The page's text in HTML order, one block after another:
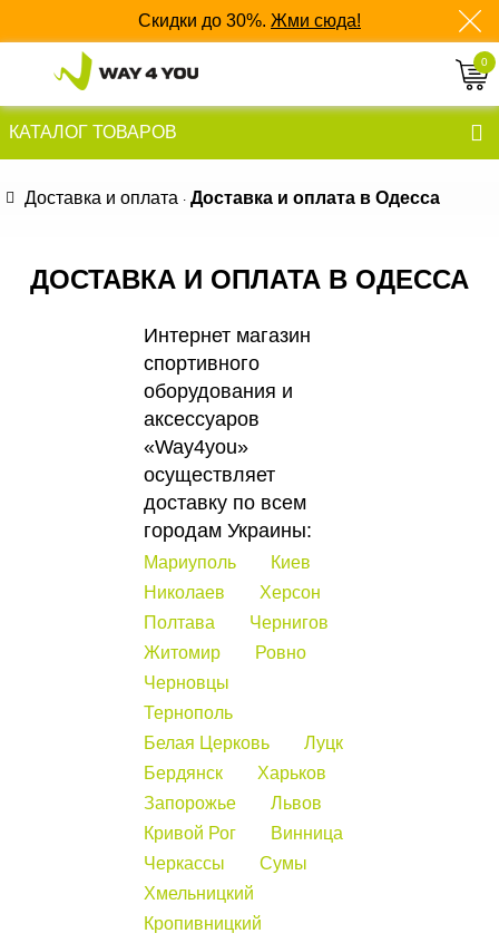
Скидки до 30%. Жми сюда!
0
КАТАЛОГ ТОВАРОВ
Доставка и оплата Доставка и оплата в Одесса
ДОСТАВКА И ОПЛАТА В ОДЕССА
Интернет магазин
спортивного
оборудования и
аксессуаров
«Way4you»
осуществляет
доставку по всем
городам Украины:
Мариуполь
Киев
Николаев
Херсон
Полтава
Чернигов
Житомир
Ровно
Черновцы
Тернополь
Белая Церковь
Луцк
Бердянск
Харьков
Запорожье
Львов
Кривой Рог
Винница
Черкассы
Сумы
Хмельницкий
Кропивницкий